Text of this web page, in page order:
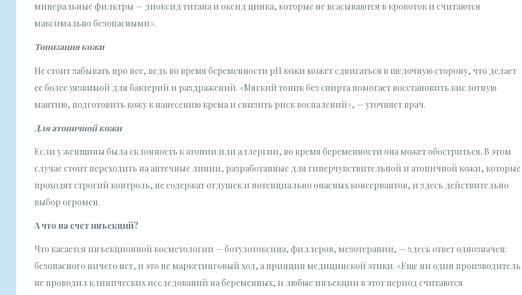
минеральные фильтры — диоксид титана и оксид цинка, которые не всасываются в кровоток и считаются
максимально безопасными».
Тонизация кожи
Не стоит забывать про нее, ведь во время беременности pH кожи может сдвигаться в щелочную сторону, что делает
ее более уязвимой для бактерий и раздражений. «Мягкий тоник без спирта помогает восстановить кислотную
мантию, подготовить кожу к нанесению крема и снизить риск воспалений», — уточняет врач.
Для атопичной кожи
Если у женщины была склонность к атопии или аллергии, во время беременности она может обостриться. В этом
случае стоит переходить на аптечные линии, разработанные для гиперчувствительной и атопичной кожи, которые
проходят строгий контроль, не содержат отдушек и потенциально опасных консервантов, и здесь действительно
выбор огромен.
А что на счет инъекций?
Что касается инъекционной косметологии — ботулотоксина, филлеров, мезотерапии, — здесь ответ однозначен:
безопасного ничего нет, и это не маркетинговый ход, а принцип медицинской этики. «Еще ни один производитель
не проводил клинических исследований на беременных, и любые инъекции в этот период считаются